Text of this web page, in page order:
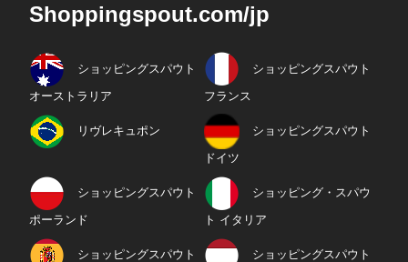
Shoppingspout.com/jp
ショッピングスパウト
オーストラリア
ショッピングスパウト
フランス
リヴレキュポン ショッピングスパウト
ドイツ
ショッピングスパウト
ポーランド
ショッピング・スパウ
ト イタリア
ショッピングスパウト ショッピングスパウト